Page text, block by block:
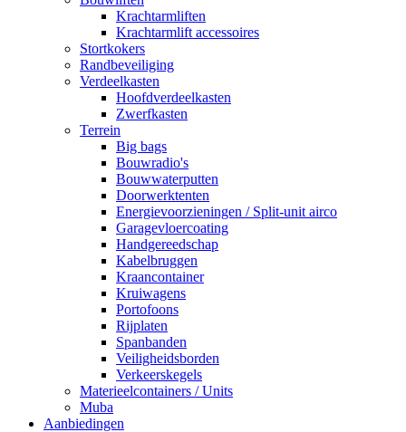
Krachtarmliften
Krachtarmlift accessoires
Stortkokers
Randbeveiliging
Verdeelkasten
Hoofdverdeelkasten
Zwerfkasten
Terrein
Big bags
Bouwradio's
Bouwwaterputten
Doorwerktenten
Energievoorzieningen / Split-unit airco
Garagevloercoating
Handgereedschap
Kabelbruggen
Kraancontainer
Kruiwagens
Portofoons
Rijplaten
Spanbanden
Veiligheidsborden
Verkeerskegels
Materieelcontainers / Units
Muba
Aanbiedingen